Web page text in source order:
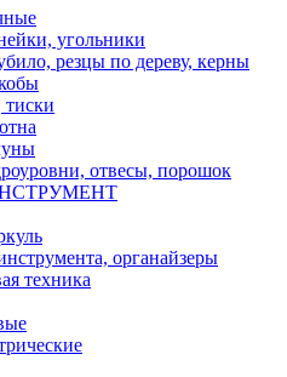
угольники
резцы по дереву, керны
отвесы, порошок
органайзеры
техника